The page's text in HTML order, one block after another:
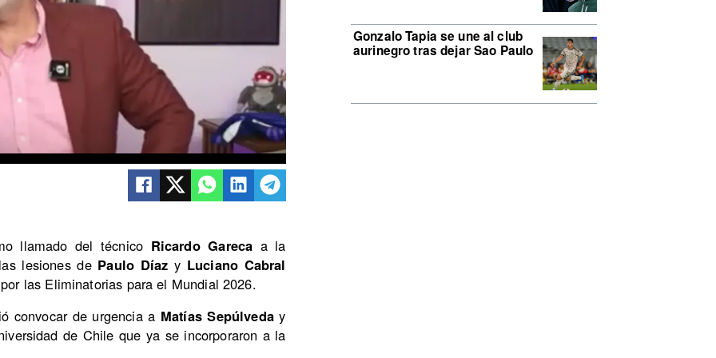
Gonzalo Tapia se une al club
aurinegro tras dejar Sao Paulo
llamado del técnico Ricardo Gareca a la
lesiones de Paulo Díaz y Luciano Cabral
las Eliminatorias para el Mundial 2026.
convocar de urgencia a Matías Sepúlveday
de Chile que ya se incorporaron a la